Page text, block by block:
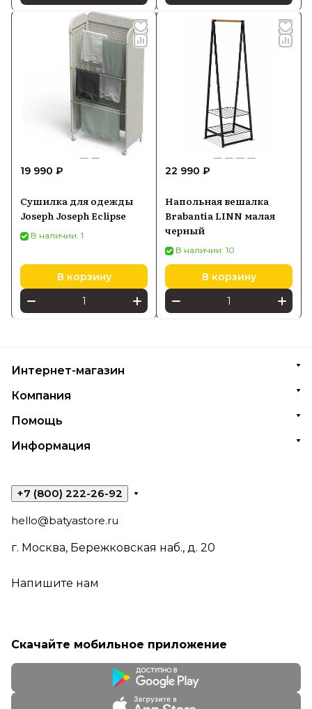
19 990 ₽
Сушилка для одежды
Joseph Joseph Eclipse
В наличии: 1
В корзину
22 990 ₽
Напольная вешалка
Brabantia LINN малая
черный
В наличии: 10
В корзину
Интернет-магазин
Компания
Помощь
Информация
+7 (800) 222-26-92
hello@batyastore.ru
г. Москва, Бережковская наб., д. 20
Напишите нам
Скачайте мобильное приложение